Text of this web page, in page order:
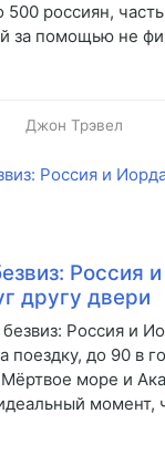
500 россиян,
за помощью не
Джон Трэвел
Россия
другу двери
Россия и
поездку, до 90 в
море и
момент,